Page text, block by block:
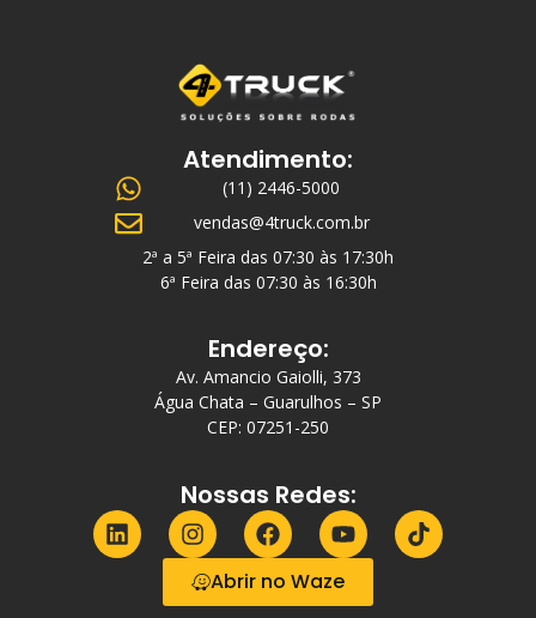
Atendimento:
(11) 2446-5000
vendas@4truck.com.br
2ª a 5ª Feira das 07:30 às 17:30h
6ª Feira das 07:30 às 16:30h
Endereço:
Av. Amancio Gaiolli, 373
Água Chata – Guarulhos – SP
CEP: 07251-250
Nossas Redes:
Abrir no Waze